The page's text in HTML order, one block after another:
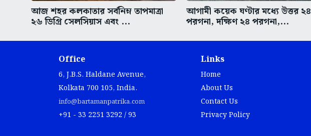
আজ শহর কলকাতার সর্বনিম্ন তাপমাত্রা
২৬ ডিগ্রি সেলসিয়াস এবং ...
আগামী কয়েক ঘণ্টার মধ্যে উত্তর ২৪
পরগনা, দক্ষিণ ২৪ পরগনা,...
Office
6, J.B.S. Haldane Avenue,
Kolkata 700 105, India.
info@bartamanpatrika.com
+91 - 33 2251 3292 / 93
Links
Home
About Us
Contact Us
Privacy Policy